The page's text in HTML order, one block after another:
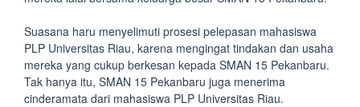
Suasana haru menyelimuti prosesi pelepasan mahasiswa
PLP Universitas Riau, karena mengingat tindakan dan usaha
mereka yang cukup berkesan kepada SMAN 15 Pekanbaru.
Tak hanya itu, SMAN 15 Pekanbaru juga menerima
cinderamata dari mahasiswa PLP Universitas Riau.